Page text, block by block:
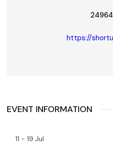
https://
EVENT INFORMATION
11 - 19 Jul